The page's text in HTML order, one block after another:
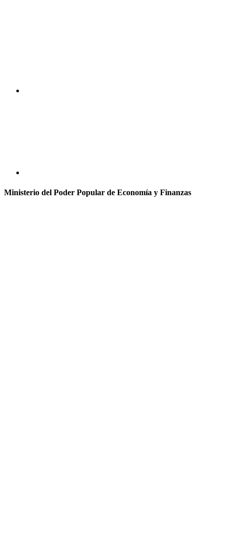
Ministerio del Poder Popular de Economía y Finanzas